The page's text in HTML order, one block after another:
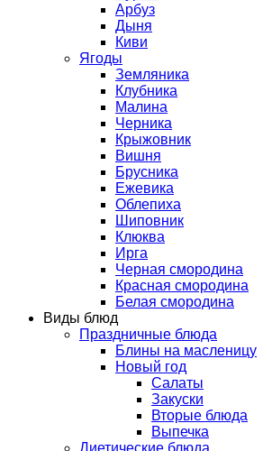
Арбуз
Дыня
Киви
Ягоды
Земляника
Клубника
Малина
Черника
Крыжовник
Вишня
Брусника
Ежевика
Облепиха
Шиповник
Клюква
Ирга
Черная смородина
Красная смородина
Белая смородина
Виды блюд
Праздничные блюда
Блины на масленицу
Новый год
Салаты
Закуски
Вторые блюда
Выпечка
Диетические блюда